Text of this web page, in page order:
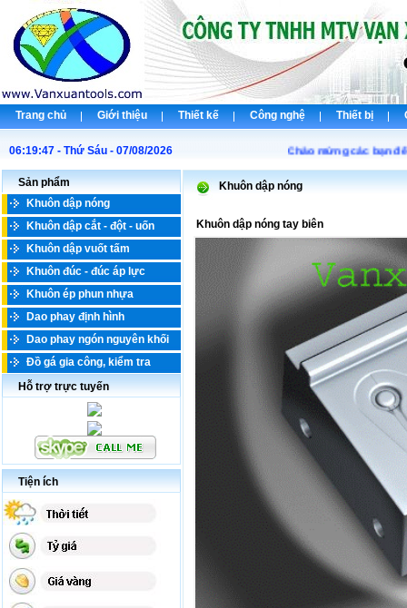
Trang chủ Giới thiệu Thiết kế Công nghệ Thiết bị
06:19:47 - Thứ Sáu - 07/08/2026 Chào mừng các bạn đến
Sản phẩm
Khuôn dập nóng
Khuôn dập cắt - đột - uốn
Khuôn dập vuốt tấm
Khuôn đúc - đúc áp lực
Khuôn ép phun nhựa
Dao phay định hình
Dao phay ngón nguyên khối
Đồ gá gia công, kiểm tra
Hỗ trợ trực tuyến
Tiện ích
Khuôn dập nóng
Khuôn dập nóng tay biên